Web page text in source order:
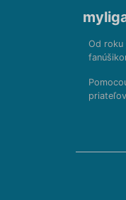
Od roku